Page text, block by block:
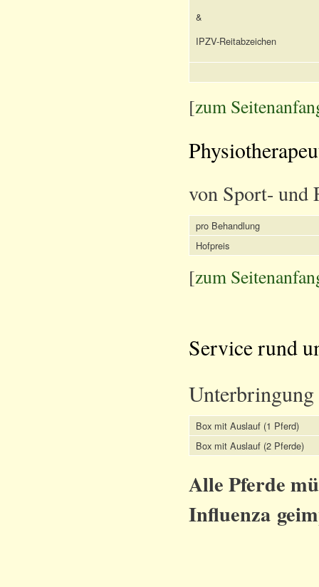
&
IPZV-Reitabzeichen
[zum
von Sport- und
pro Behandlung
Hofpreis
[zum
Service rund
Unterbringung
Box mit Auslauf (1 Pferd)
Box mit Auslauf (2 Pferde)
Alle Pferde
Influenza